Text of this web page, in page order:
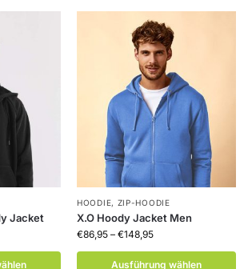
Jacket
HOODIE, ZIP-HOODIE
X.O Hoody Jacket Men
€86,95 – €148,95
Ausführung wählen